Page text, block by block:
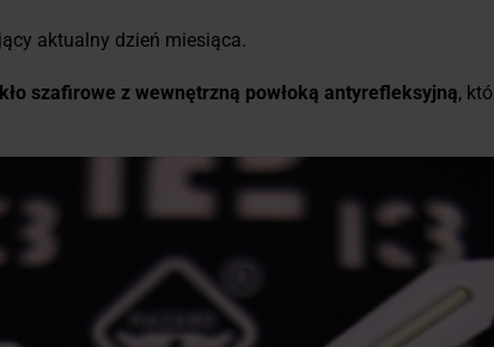
aktualny dzień miesiąca.
szafirowe z wewnętrzną powłoką antyrefleksyjną,